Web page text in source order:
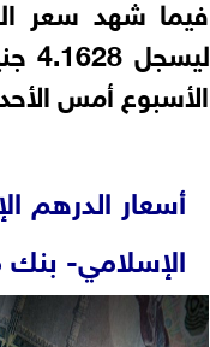
فيما شهد سعر
ليسجل 4.1628
الأسبوع أمس الأحد 18–4–2021، وفقًا لبيانات البنك
أسعار الدرهم
الإسلامي- بنك